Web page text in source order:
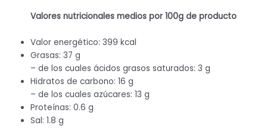
Valores nutricionales medios por 100g de producto
Valor energético: 399 kcal
Grasas: 37 g
– de los cuales ácidos grasos saturados: 3 g
Hidratos de carbono: 16 g
– de los cuales azúcares: 13 g
Proteínas: 0.6 g
Sal: 1.8 g